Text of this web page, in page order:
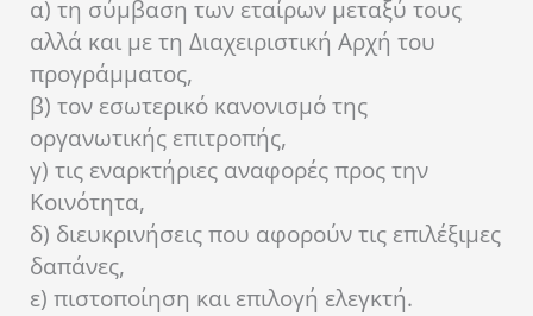
α) τη σύμβαση των εταίρων μεταξύ τους
αλλά και με τη Διαχειριστική Αρχή του
προγράμματος,
β) τον εσωτερικό κανονισμό της
οργανωτικής επιτροπής,
γ) τις εναρκτήριες αναφορές προς την
Κοινότητα,
δ) διευκρινήσεις που αφορούν τις επιλέξιμες
δαπάνες,
ε) πιστοποίηση και επιλογή ελεγκτή.